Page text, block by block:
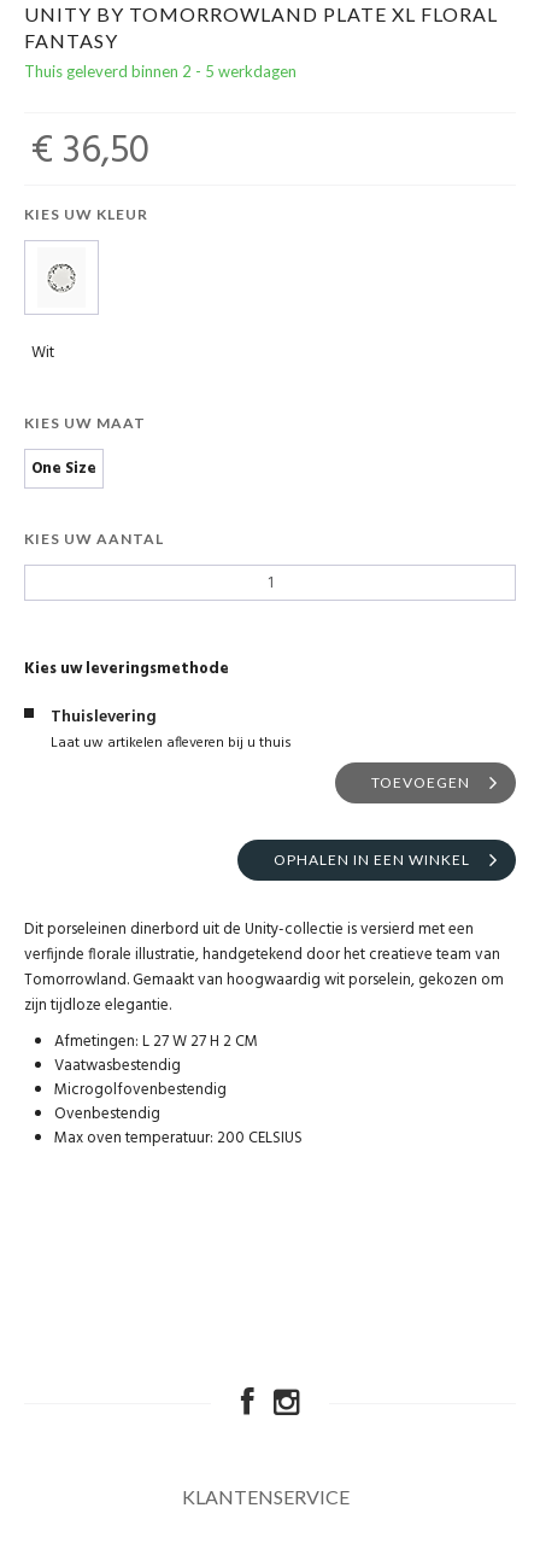
UNITY BY TOMORROWLAND PLATE XL FLORAL
FANTASY
Thuis geleverd binnen 2 - 5 werkdagen
€ 36,50
KIES UW KLEUR
Wit
KIES UW MAAT
One Size
KIES UW AANTAL
Kies uw leveringsmethode
Thuislevering
Laat uw artikelen afleveren bij u thuis
TOEVOEGEN
OPHALEN IN EEN WINKEL
Dit porseleinen dinerbord uit de Unity-collectie is versierd met een
verfijnde florale illustratie, handgetekend door het creatieve team van
Tomorrowland. Gemaakt van hoogwaardig wit porselein, gekozen om
zijn tijdloze elegantie.
Afmetingen: L 27 W 27 H 2 CM
Vaatwasbestendig
Microgolfovenbestendig
Ovenbestendig
Max oven temperatuur: 200 CELSIUS
KLANTENSERVICE